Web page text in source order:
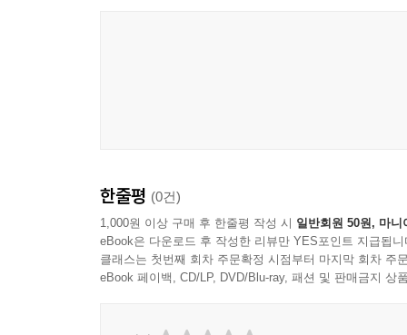
한줄평 (0건)
1,000원 이상 구매 후 한줄평 작성 시 일반회원 50원, 마니
eBook은 다운로드 후 작성한 리뷰만 YES포인트 지급됩니
클래스는 첫번째 회차 주문확정 시점부터 마지막 회차 주
eBook 페이백, CD/LP, DVD/Blu-ray, 패션 및 판매금지 상